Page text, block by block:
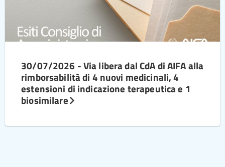
30/07/2026 - Via libera dal CdA di AIFA alla
rimborsabilità di 4 nuovi medicinali, 4
estensioni di indicazione terapeutica e 1
biosimilare